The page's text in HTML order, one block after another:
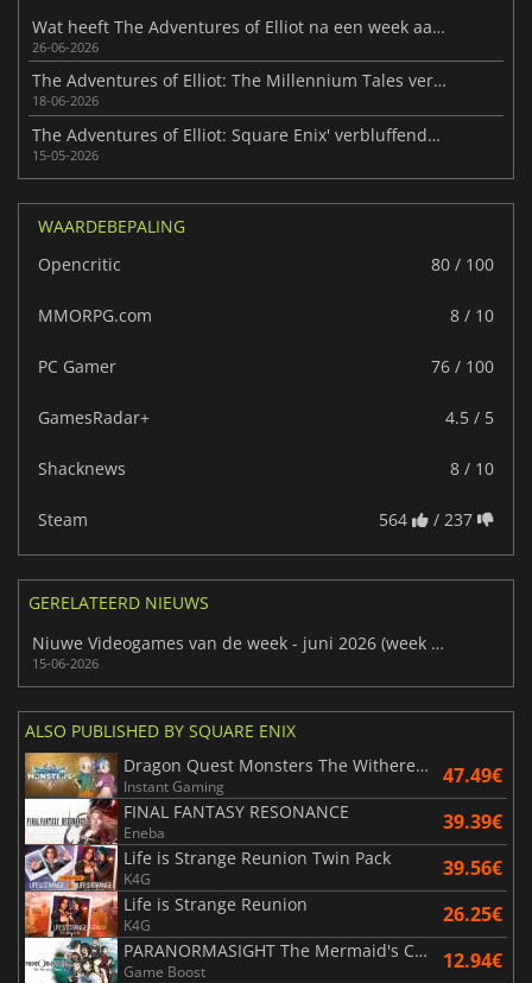
Wat heeft The Adventures of Elliot na een week aan het licht gebracht?
26-06-2026
The Adventures of Elliot: The Millennium Tales verschijnt
18-06-2026
The Adventures of Elliot: Square Enix' verbluffende HD-2D RPG
15-05-2026
WAARDEBEPALING
Opencritic
80 / 100
MMORPG.com 8 / 10
PC Gamer 76 / 100
GamesRadar+ 4.5 / 5
Shacknews 8 / 10
Steam 564 / 237
GERELATEERD NIEUWS
Niuwe Videogames van de week - juni 2026 (week 25)
15-06-2026
ALSO PUBLISHED BY SQUARE ENIX
Dragon Quest Monsters The Withered World
Instant Gaming 47.49€
FINAL FANTASY RESONANCE
Eneba 39.39€
Life is Strange Reunion Twin Pack
K4G 39.56€
Life is Strange Reunion
K4G 26.25€
PARANORMASIGHT The Mermaid's Curse
Game Boost 12.94€